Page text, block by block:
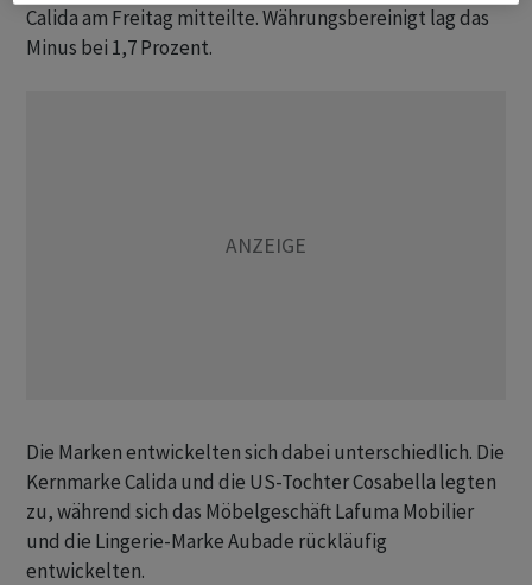
Calida am Freitag mitteilte. Währungsbereinigt lag das
Minus bei 1,7 Prozent.
Die Marken entwickelten sich dabei unterschiedlich. Die
Kernmarke Calida und die US-Tochter Cosabella legten
zu, während sich das Möbelgeschäft Lafuma Mobilier
und die Lingerie-Marke Aubade rückläufig
entwickelten.